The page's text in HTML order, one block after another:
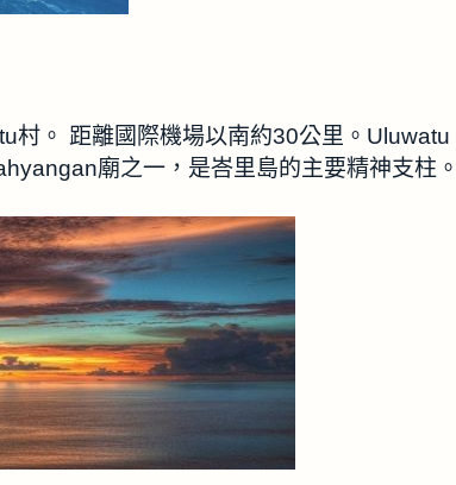
村。 距離國際機場以南約30公里。Uluwatu
廟之一，是峇里島的主要精神支柱。